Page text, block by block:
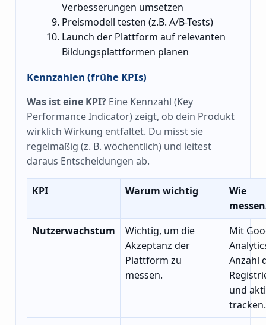
Verbesserungen umsetzen
Preismodell testen (z.B. A/B-Tests)
Launch der Plattform auf relevanten
Bildungsplattformen planen
Kennzahlen (frühe KPIs)
Was ist eine KPI? Eine Kennzahl (Key
Performance Indicator) zeigt, ob dein Produkt
wirklich Wirkung entfaltet. Du misst sie
regelmäßig (z. B. wöchentlich) und leitest
daraus Entscheidungen ab.
KPI Warum wichtig
Wie
Nutzerwachstum
Wichtig, um die
Akzeptanz der
Plattform zu
messen.
Mit
Anzahl
und
tracken.